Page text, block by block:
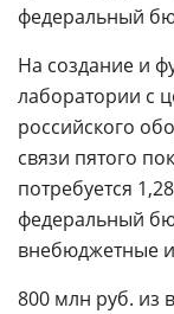
федеральный
На создание и
лаборатории с
российского
связи пятого
потребуется
федеральный
внебюджетные
800 млн руб. из